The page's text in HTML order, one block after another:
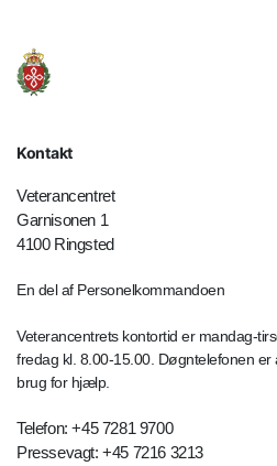
Kontakt
Veterancentret
Garnisonen 1
4100 Ringsted
En del af Personelkommandoen
Veterancentrets kontortid er mandag-
fredag kl. 8.00-15.00. Døgntelefonen er
brug for hjælp.
Telefon: +45 7281 9700
Pressevagt: +45 7216 3213